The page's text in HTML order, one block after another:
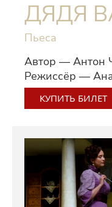
КУПИТЬ БИЛЕТ
Автор — Антон
Режиссёр —
ДЯДЯ
Пьеса